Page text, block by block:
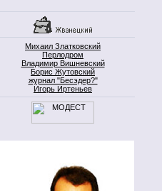
Михаил Златковский
Перлодром
Владимир Вишневский
Борис Жутовский
журнал "Бесэдер?"
Игорь Иртеньев